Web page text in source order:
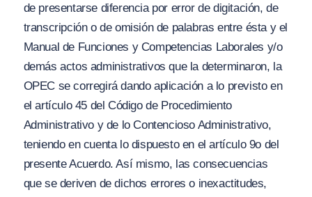
de presentarse diferencia por error de digitación, de
transcripción o de omisión de palabras entre ésta y el
Manual de Funciones y Competencias Laborales y/o
demás actos administrativos que la determinaron, la
OPEC se corregirá dando aplicación a lo previsto en
el artículo 45 del Código de Procedimiento
Administrativo y de lo Contencioso Administrativo,
teniendo en cuenta lo dispuesto en el artículo 9o del
presente Acuerdo. Así mismo, las consecuencias
que se deriven de dichos errores o inexactitudes,